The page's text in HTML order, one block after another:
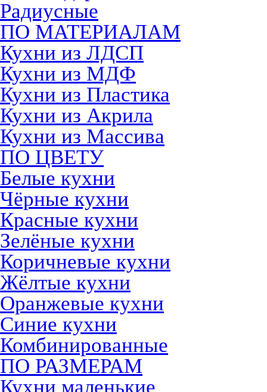
Радиусные
ПО МАТЕРИАЛАМ
Кухни из ЛДСП
Кухни из МДФ
Кухни из Пластика
Кухни из Акрила
Кухни из Массива
ПО ЦВЕТУ
Белые кухни
Чёрные кухни
Красные кухни
Зелёные кухни
Коричневые кухни
Жёлтые кухни
Оранжевые кухни
Синие кухни
Комбинированные
ПО РАЗМЕРАМ
Кухни маленькие